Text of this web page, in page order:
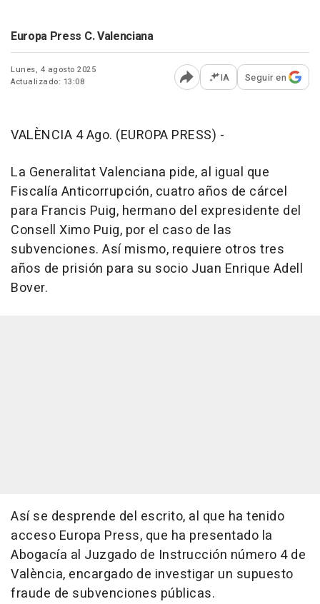
Europa Press C. Valenciana
Lunes, 4 agosto 2025
Actualizado: 13:08
Abrir opciones para
IA Seguir en
VALÈNCIA 4 Ago. (EUROPA PRESS) -
La Generalitat Valenciana pide, al igual que
Fiscalía Anticorrupción, cuatro años de cárcel
para Francis Puig, hermano del expresidente del
Consell Ximo Puig, por el caso de las
subvenciones. Así mismo, requiere otros tres
años de prisión para su socio Juan Enrique Adell
Bover.
Así se desprende del escrito, al que ha tenido
acceso Europa Press, que ha presentado la
Abogacía al Juzgado de Instrucción número 4 de
València, encargado de investigar un supuesto
fraude de subvenciones públicas.